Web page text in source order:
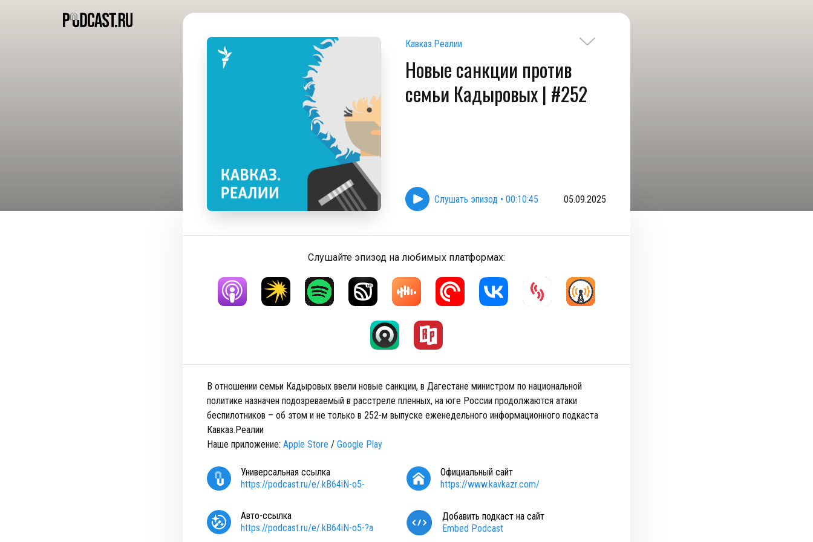
Кавказ.Реалии
Новые санкции против
семьи Кадыровых | #252
Слушать эпизод • 00:10:45 05.09.2025
Слушайте эпизод на любимых платформах:
В отношении семьи Кадыровых ввели новые санкции, в Дагестане министром по национальной
политике назначен подозреваемый в расстреле пленных, на юге России продолжаются атаки
беспилотников – об этом и не только в 252-м выпуске еженедельного информационного подкаста
Кавказ.Реалии
Наше приложение: ⁠⁠⁠⁠⁠ ⁠⁠⁠⁠⁠⁠⁠⁠⁠⁠⁠⁠⁠⁠⁠⁠⁠⁠⁠⁠⁠Apple Store⁠⁠⁠⁠⁠⁠⁠⁠⁠⁠⁠⁠⁠⁠⁠⁠⁠⁠⁠⁠⁠⁠⁠⁠⁠⁠ / ⁠⁠⁠⁠⁠⁠⁠⁠⁠⁠⁠⁠⁠⁠⁠⁠⁠⁠⁠⁠⁠⁠⁠⁠⁠⁠Google Play
Универсальная ссылка
https://podcast.ru/e/.kB64iN-o5-
Официальный сайт
https://www.kavkazr.com/
Авто-ссылка
https://podcast.ru/e/.kB64iN-o5-?a
Добавить подкаст на сайт
Embed Podcast